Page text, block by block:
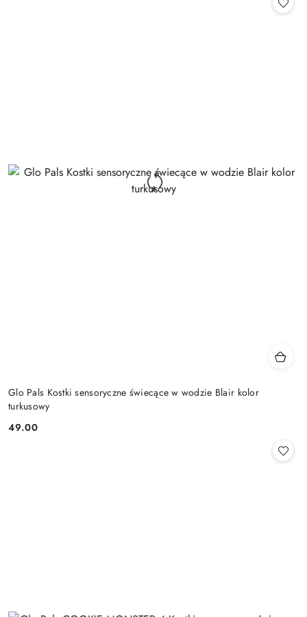
Glo Pals Kostki sensoryczne świecące w wodzie Blair kolor
turkusowy
Cena:
49.00